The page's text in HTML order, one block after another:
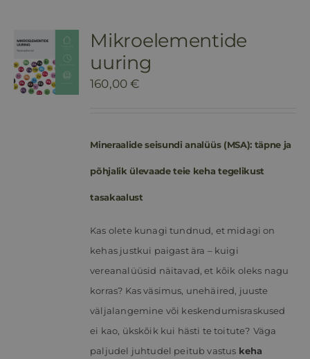
Mikroelementide
uuring
160,00€
Mineraalide seisundi analüüs (MSA): täpne ja
põhjalik ülevaade teie keha tegelikust
tasakaalust
Kas olete kunagi tundnud, et midagi on
kehas justkui paigast ära – kuigi
vereanalüüsid näitavad, et kõik oleks nagu
korras? Kas väsimus, unehäired, juuste
väljalangemine või keskendumisraskused
ei kao, ükskõik kui hästi te toitute? Väga
paljudel juhtudel peitub vastus keha